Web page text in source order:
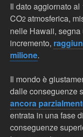
Il dato aggiornato
CO2 atmosferica,
nelle Hawaii, segna
incremento,
milione.
Il mondo è
dalle conseguenze
ancora
entrata in una fase
conseguenze